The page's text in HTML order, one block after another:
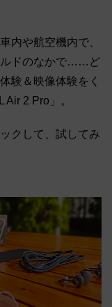
や航空機内で、
ルドのなかで……ど
験＆映像体験をく
2 Pro」。
クして、試してみ